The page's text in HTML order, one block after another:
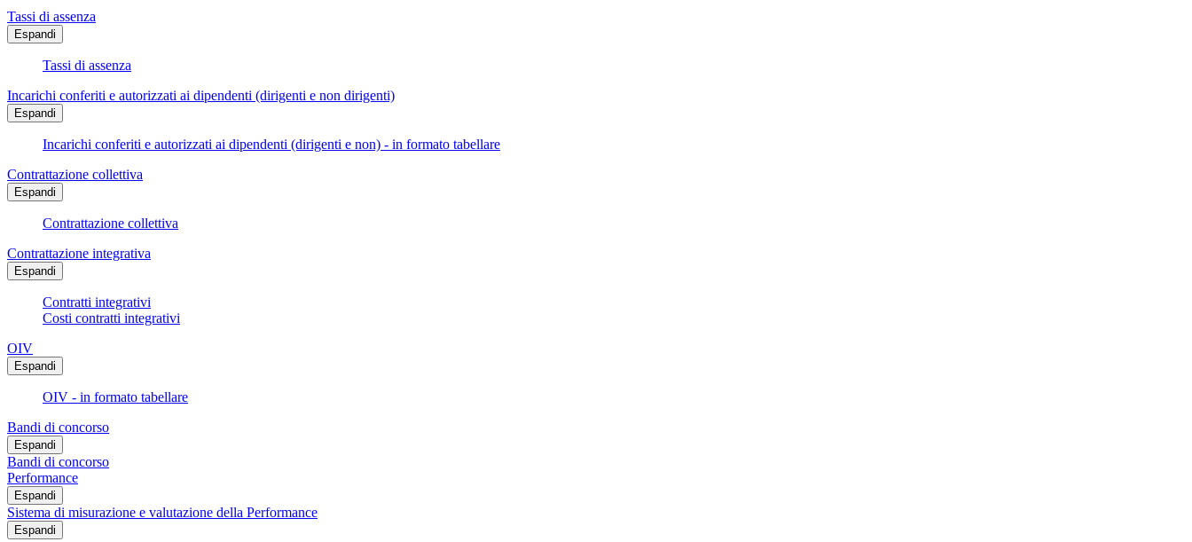
Tassi di assenza
Espandi
Tassi di assenza
Incarichi conferiti e autorizzati ai dipendenti (dirigenti e non dirigenti)
Espandi
Incarichi conferiti e autorizzati ai dipendenti (dirigenti e non) - in formato tabellare
Contrattazione collettiva
Espandi
Contrattazione collettiva
Contrattazione integrativa
Espandi
Contratti integrativi
Costi contratti integrativi
OIV
Espandi
OIV - in formato tabellare
Bandi di concorso
Espandi
Bandi di concorso
Performance
Espandi
Sistema di misurazione e valutazione della Performance
Espandi